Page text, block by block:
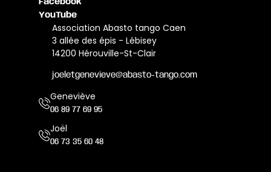
Facebook
YouTube
Association Abasto tango Caen
3 allée des épis - Lébisey
14200 Hérouville-St-Clair
joeletgenevieve@abasto-tango.com
Geneviève
06 89 77 69 95
Joël
06 73 35 60 48